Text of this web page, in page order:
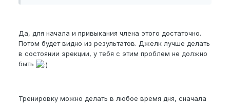
Да, для начала и привыкания члена этого достаточно.
Потом будет видно из результатов. Джелк лучше делать
в состоянии эрекции, у тебя с этим проблем не должно
быть
Тренировку можно делать в любое время дня, сначала